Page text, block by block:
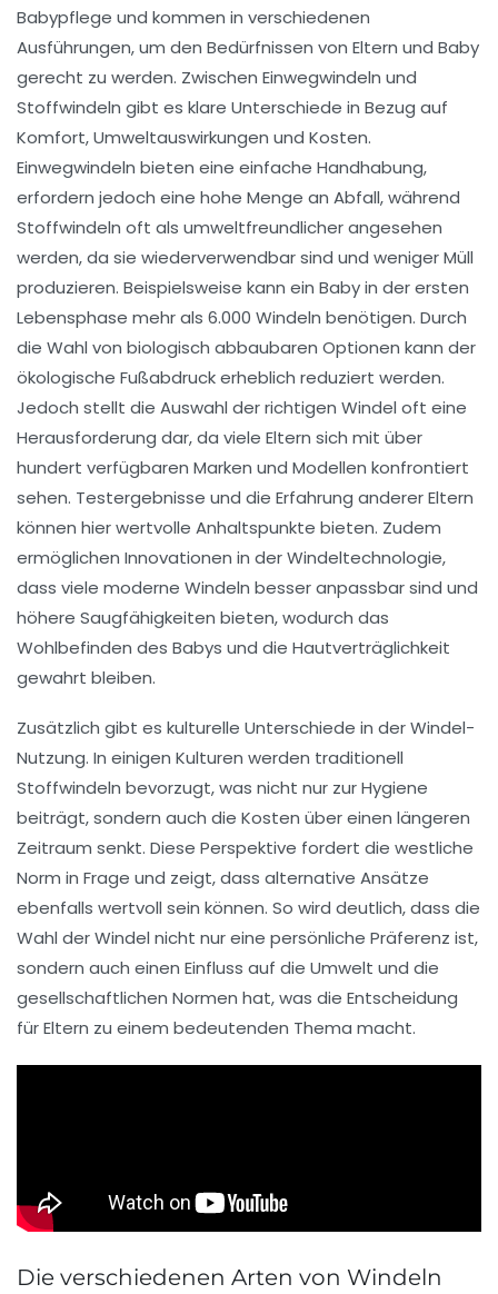
Babypflege und kommen in verschiedenen
Ausführungen, um den Bedürfnissen von Eltern und Baby
gerecht zu werden. Zwischen Einwegwindeln und
Stoffwindeln gibt es klare Unterschiede in Bezug auf
Komfort,Umweltauswirkungen und Kosten.
Einwegwindeln bieten eine einfache Handhabung,
erfordern jedoch eine hohe Menge an Abfall, während
Stoffwindeln oft als umweltfreundlicherangesehen
werden, da sie wiederverwendbar sind und weniger Müll
produzieren. Beispielsweise kann ein Baby in der ersten
Lebensphase mehr als 6.000 Windeln benötigen. Durch
die Wahl von biologisch abbaubaren Optionen kann der
ökologische Fußabdruck erheblich reduziert werden.
Jedoch stellt die Auswahl der richtigen Windel oft eine
Herausforderung dar, da viele Eltern sich mit über
hundert verfügbaren Marken und Modellen konfrontiert
sehen. Testergebnisse und die Erfahrung anderer Eltern
können hier wertvolle Anhaltspunkte bieten. Zudem
ermöglichen Innovationen in der Windeltechnologie,
dass viele moderne Windeln besser anpassbar sind und
höhere Saugfähigkeiten bieten, wodurch das
Wohlbefinden des Babys und die Hautverträglichkeit
gewahrt bleiben.
Zusätzlich gibt es kulturelle Unterschiede in der Windel-
Nutzung. In einigen Kulturen werden traditionell
Stoffwindeln bevorzugt, was nicht nur zurHygiene
beiträgt, sondern auch die Kosten über einen längeren
Zeitraum senkt. Diese Perspektive fordert die westliche
Norm in Frage und zeigt, dass alternative Ansätze
ebenfalls wertvoll sein können. So wird deutlich, dass die
Wahl der Windel nicht nur eine persönliche Präferenz ist,
sondern auch einen Einfluss auf die Umwelt und die
gesellschaftlichen Normen hat, was die Entscheidung
für Eltern zu einem bedeutenden Thema macht.
Die verschiedenen Arten von Windeln